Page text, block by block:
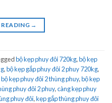
→
bộ kẹp phuy đôi 720kg,bộ kẹp
,bộ kẹp gắp phuy đôi 2 phuy 720kg,
bộ kẹp phuy đôi 2 thùng phuy,bộ kẹp
phuy đôi 2 phuy,càng kẹp phuy
phuy đôi,kẹp gắp thùng phuy đôi